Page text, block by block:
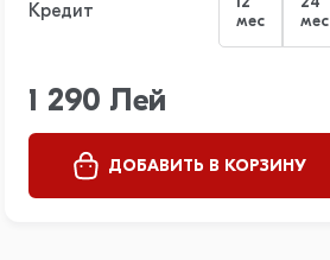
Кредит
мес
мес
1 290 Лей
ДОБАВИТЬ В КОРЗИНУ